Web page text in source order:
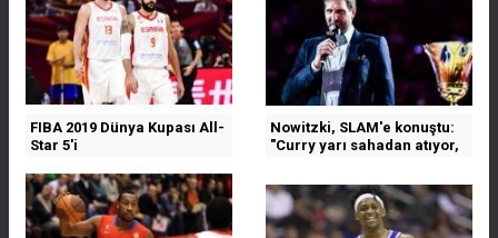
FIBA 2019 Dünya Kupası All-
Star 5'i
Nowitzki, SLAM'e konuştu:
"Curry yarı sahadan atıyor,